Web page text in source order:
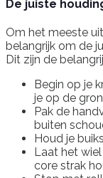
De juiste
Om het meeste
belangrijk om de
Dit zijn de
Begin op je
je op de
Pak de
buiten
Houd je
Laat het
core strak